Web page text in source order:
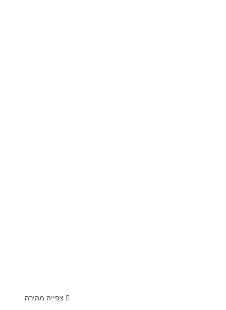
צפייה מהירה